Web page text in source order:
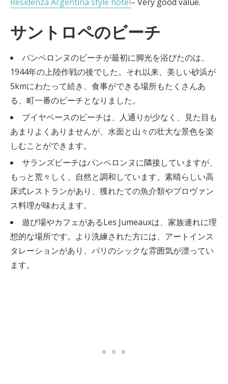
サントロペのビーチ
パンペロンヌのビーチが最初に脚光を浴びたのは、
1944年の上陸作戦の後でした。それ以来、美しい砂浜が
5kmにわたって続き、食事ができる場所もたくさんあ
る、町一番のビーチとなりました。
ブイヤベースのビーチは、人通りが少なく、見た目も
あまりよくありませんが、水面と山々の壮大な景色を楽
しむことができます。
サランズビーチはパンペロンヌに隣接していますが、
もっと荒々しく、自然と調和しています。素晴らしい高
床式レストランがあり、獲れたての魚介類やプロヴァン
ス料理が味わえます。
遊び場やカフェがあるLes Jumeauxは、家族連れに理
想的な場所です。より洗練された方には、アートインス
タレーションがあり、パリのシックな雰囲気が漂ってい
ます。